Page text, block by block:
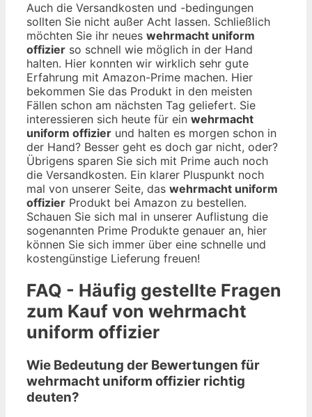
Auch die Versandkosten und -bedingungen
sollten Sie nicht außer Acht lassen. Schließlich
möchten Sie ihr neues wehrmacht uniform
offizier so schnell wie möglich in der Hand
halten. Hier konnten wir wirklich sehr gute
Erfahrung mit Amazon-Prime machen. Hier
bekommen Sie das Produkt in den meisten
Fällen schon am nächsten Tag geliefert. Sie
interessieren sich heute für ein wehrmacht
uniform offizier und halten es morgen schon in
der Hand? Besser geht es doch gar nicht, oder?
Übrigens sparen Sie sich mit Prime auch noch
die Versandkosten. Ein klarer Pluspunkt noch
mal von unserer Seite, das wehrmacht uniform
offizier Produkt bei Amazon zu bestellen.
Schauen Sie sich mal in unserer Auflistung die
sogenannten Prime Produkte genauer an, hier
können Sie sich immer über eine schnelle und
kostengünstige Lieferung freuen!
FAQ - Häufig gestellte Fragen
zum Kauf von wehrmacht
uniform offizier
Wie Bedeutung der Bewertungen für
wehrmacht uniform offizier richtig
deuten?